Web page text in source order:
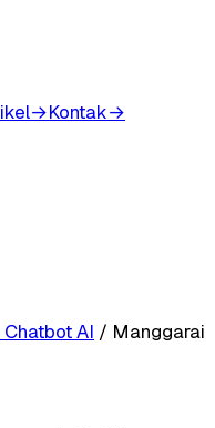
→Kontak→
AI / Manggarai